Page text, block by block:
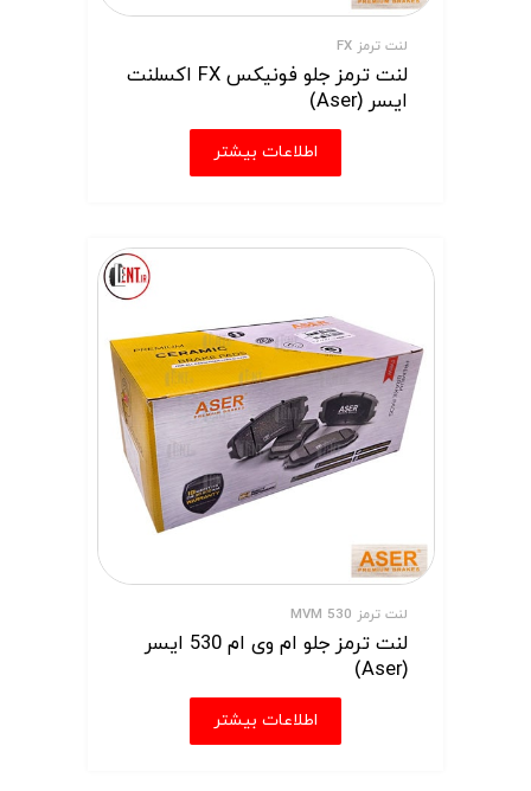
لنت ترمز FX
لنت ترمز جلو فونیکس FX اکسلنت
ایسر (Aser)
اطلاعات بیشتر
لنت ترمز MVM 530
لنت ترمز جلو ام وی ام 530 ایسر
(Aser)
اطلاعات بیشتر